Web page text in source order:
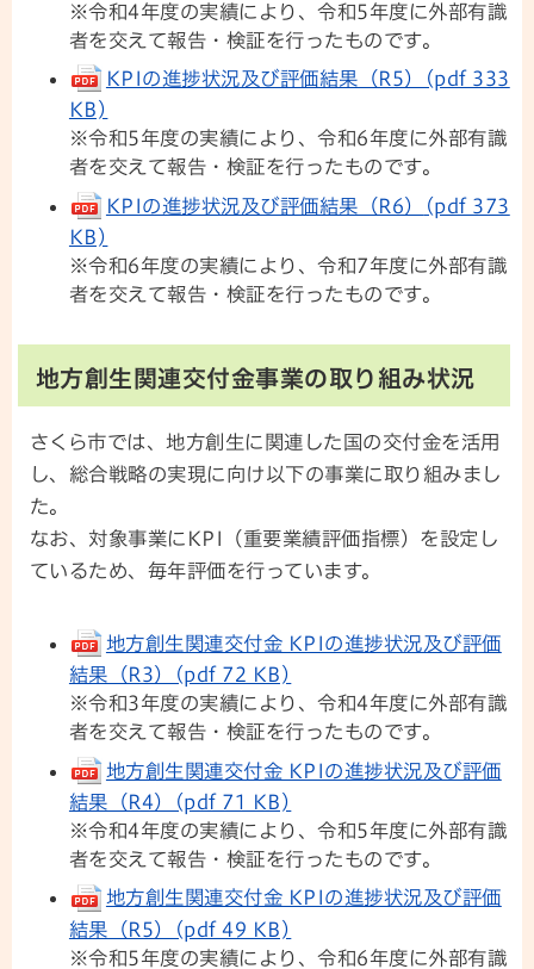
※令和4年度の実績により、令和5年度に外部有識
者を交えて報告・検証を行ったものです。
KPIの進捗状況及び評価結果（R5）(pdf 333
KB)
※令和5年度の実績により、令和6年度に外部有識
者を交えて報告・検証を行ったものです。
KPIの進捗状況及び評価結果（R6）
(pdf 373
KB)
※令和6年度の実績により、令和7年度に外部有識
者を交えて報告・検証を行ったものです。
地方創生関連交付金事業の取り組み状況
さくら市では、地方創生に関連した国の交付金を活用
し、総合戦略の実現に向け以下の事業に取り組みまし
た。
なお、対象事業にKPI（重要業績評価指標）を設定し
ているため、毎年評価を行っています。
地方創生関連交付金 KPIの進捗状況及び評価
結果（R3）(pdf 72 KB)
※令和3年度の実績により、令和4年度に外部有識
者を交えて報告・検証を行ったものです。
地方創生関連交付金 KPIの進捗状況及び評価
結果（R4）(pdf 71 KB)
※令和4年度の実績により、令和5年度に外部有識
者を交えて報告・検証を行ったものです。
地方創生関連交付金 KPIの進捗状況及び評価
結果（R5）(pdf 49 KB)
※令和5年度の実績により、令和6年度に外部有識